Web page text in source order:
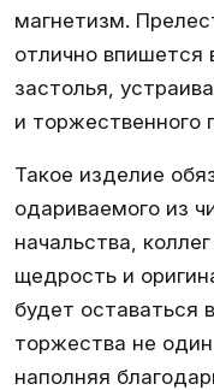
магнетизм.
отлично впишется
застолья,
и торжественного
Такое изделие
одариваемого из
начальства,
щедрость и
будет оставаться
торжества не
наполняя